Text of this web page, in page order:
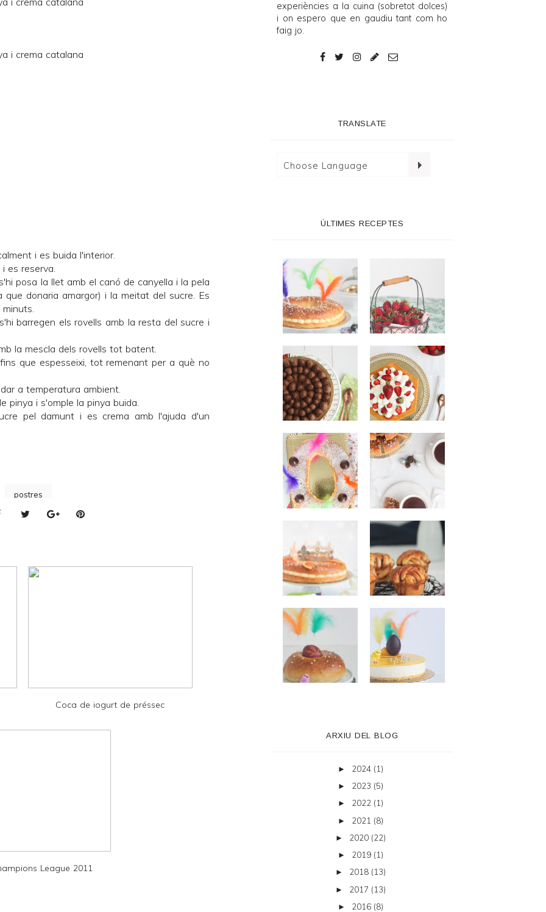
i es buida l'interior.
es reserva.
posa la llet amb el canó de canyella i la pela
donaria amargor) i la meitat del sucre. Es
barregen els rovells amb la resta del sucre i
la mescla dels rovells tot batent.
que espesseixi, tot remenant per a què no
a temperatura ambient.
pinya i s'omple la pinya buida.
pel damunt i es crema amb l'ajuda d'un
postres
Coca de iogurt de préssec
League 2011
experiències a la cuina (sobretot dolces)
i on espero que en gaudiu tant com ho
faig jo.
TRANSLATE
ÚLTIMES RECEPTES
ARXIU DEL BLOG
► 2024 (1)
► 2023 (5)
► 2022 (1)
► 2021 (8)
► 2020 (22)
► 2019 (1)
► 2018 (13)
► 2017 (13)
► 2016 (8)